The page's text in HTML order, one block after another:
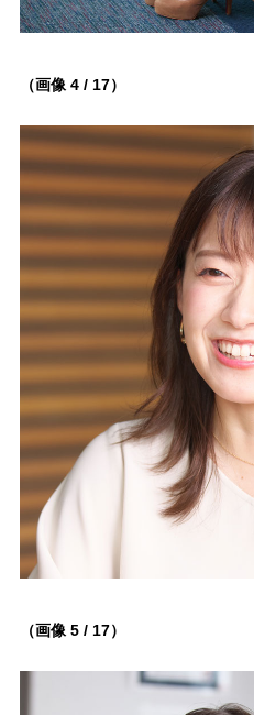
（画像 4 / 17）
（画像 5 / 17）